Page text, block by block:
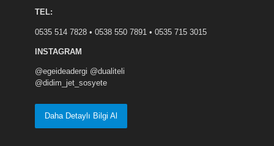
TEL:
0535 514 7828 • 0538 550 7891 • 0535 715 3015
INSTAGRAM
@egeideadergi @dualiteli
@didim_jet_sosyete
Daha Detaylı Bilgi Al